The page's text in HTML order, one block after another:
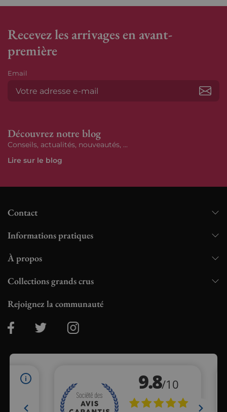
Recevez les arrivages en avant-
première
Email
Découvrez notre blog
Conseils, actualités, nouveautés, ...
Lire sur le blog
Contact
Informations pratiques
À propos
Collections grands crus
Rejoignez la communauté